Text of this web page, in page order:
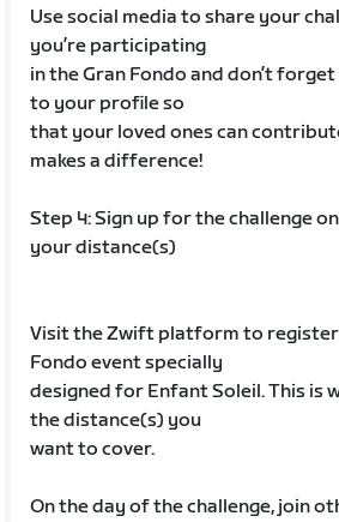
Use social media to share your
you’re participating
in the Gran Fondo and don’t
to your profile so
that your loved ones can
makes a difference!
Step 4: Sign up for the challenge
your distance(s)
Visit the Zwift platform to
Fondo event specially
designed for Enfant Soleil. This is
the distance(s) you
want to cover.
On the day of the challenge, join